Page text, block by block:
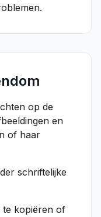
op de
en
of haar
schriftelijke
te kopiëren of